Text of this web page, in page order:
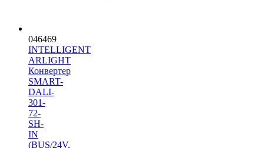
046469
INTELLIGENT
ARLIGHT
Конвертер
SMART-
DALI-
301-
72-
SH-
IN
(BUS/24V,